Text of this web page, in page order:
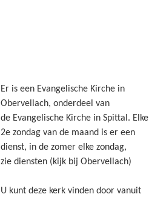
Er is een Evangelische Kirche in
Obervellach, onderdeel van
de Evangelische Kirche in Spittal. Elke
2e zondag van de maand is er een
dienst, in de zomer elke zondag,
zie diensten (kijk bij Obervellach)
U kunt deze kerk vinden door vanuit